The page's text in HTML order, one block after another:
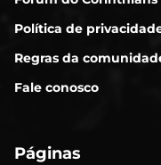
Política de
Regras da
Fale conosco
Páginas